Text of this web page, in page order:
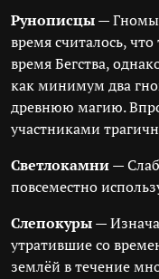
Рунописцы—
время считалось,
время Бегства,
как минимум два
древнюю магию.
участниками
Светлокамни—
повсеместно
Слепокуры—
утратившие со
землёй в течение